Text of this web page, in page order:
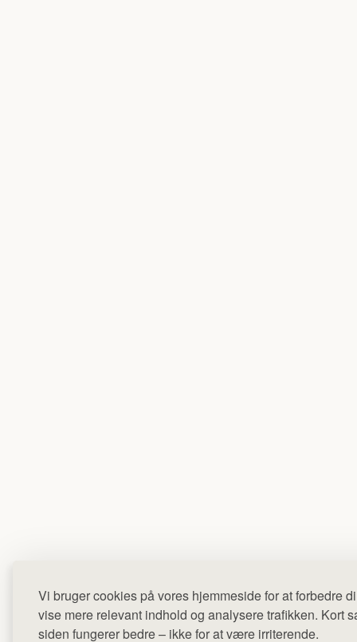
Vi bruger cookies på vores hjemmeside for at forbedre
vise mere relevant indhold og analysere trafikken. Kort
siden fungerer bedre – ikke for at være irriterende.